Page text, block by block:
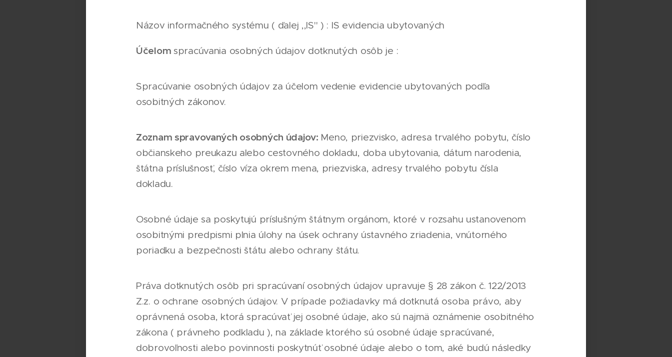
Názov informačného systému ( ďalej ,,IS'' ) : IS evidencia ubytovaných
Účelomspracúvania osobných údajov dotknutých osôb je :
Spracúvanie osobných údajov za účelom vedenie evidencie ubytovaných podľa
osobitných zákonov.
Zoznam spravovaných osobných údajov: Meno, priezvisko, adresa trvalého pobytu, číslo
občianskeho preukazu alebo cestovného dokladu, doba ubytovania, dátum narodenia,
štátna príslušnosť, číslo víza okrem mena, priezviska, adresy trvalého pobytu čísla
dokladu.
Osobné údaje sa poskytujú príslušným štátnym orgánom, ktoré v rozsahu ustanovenom
osobitnými predpismi plnia úlohy na úsek ochrany ústavného zriadenia, vnútorného
poriadku a bezpečnosti štátu alebo ochrany štátu.
Práva dotknutých osôb pri spracúvaní osobných údajov upravuje § 28 zákon č. 122/2013
Z.z. o ochrane osobných údajov. V prípade požiadavky má dotknutá osoba právo, aby
oprávnená osoba, ktorá spracúvať jej osobné údaje, ako sú najmä oznámenie osobitného
zákona ( právneho podkladu ), na základe ktorého sú osobné údaje spracúvané,
dobrovoľnosti alebo povinnosti poskytnúť osobné údaje alebo o tom, aké budú následky